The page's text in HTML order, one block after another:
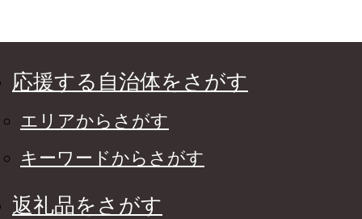
応援する自治体をさがす
エリアからさがす
キーワードからさがす
返礼品をさがす